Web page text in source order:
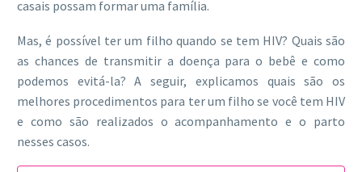
casais possam formar uma família.
Mas, é possível ter um filho quando se tem HIV? Quais são
as chances de transmitir a doença para o bebê e como
podemos evitá-la? A seguir, explicamos quais são os
melhores procedimentos para ter um filho se você tem HIV
e como são realizados o acompanhamento e o parto
nesses casos.